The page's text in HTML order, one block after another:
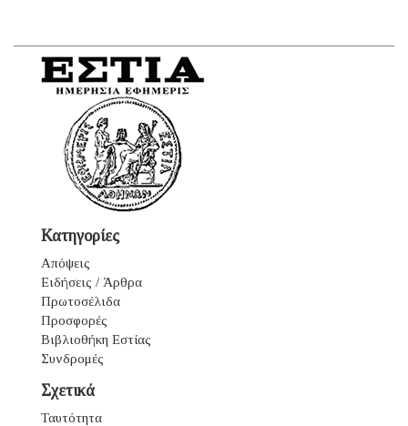
Κατηγορίες
Απόψεις
Ειδήσεις / Άρθρα
Πρωτοσέλιδα
Προσφορές
Βιβλιοθήκη Εστίας
Συνδρομές
Σχετικά
Ταυτότητα